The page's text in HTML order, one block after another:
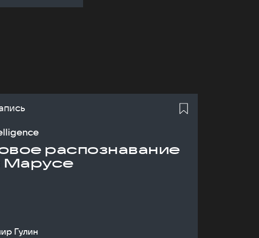
распознавание
Марусе
Гулин